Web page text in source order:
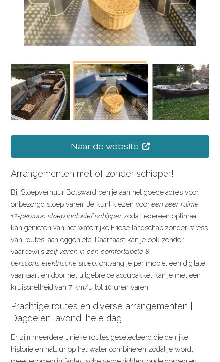
Naar de website
Arrangementen met of zonder schipper!
Bij Sloepverhuur Bolsward ben je aan het goede adres voor
onbezorgd sloep varen. Je kunt kiezen voor een zeer ruime
12-persoon sloep inclusief schipper zodat iedereen optimaal
kan genieten van het waterrijke Friese landschap zonder stress
van routes, aanleggen etc. Daarnaast kan je ook zonder
vaarbewijszelf varen in een comfortabele 8-
persoons elektrische sloep, ontvang je per mobiel een digitale
vaarkaart en door het uitgebreide accupakket kan je met een
kruissnelheid van 7 km/u tot 10 uren varen.
Prachtige routes en diverse arrangementen |
Dagdelen, avond, hele dag
Er zijn meerdere unieke routes geselecteerd die de rijke
historie en natuur op het water combineren zodat je wordt